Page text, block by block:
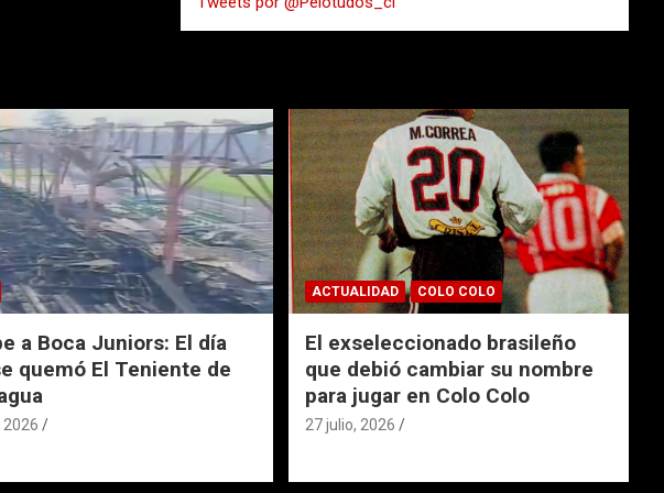
a Boca Juniors: El día
quemó El Teniente de
2026
ACTUALIDAD COLO COLO
El exseleccionado brasileño
que debió cambiar su nombre
para jugar en Colo Colo
27 julio, 2026